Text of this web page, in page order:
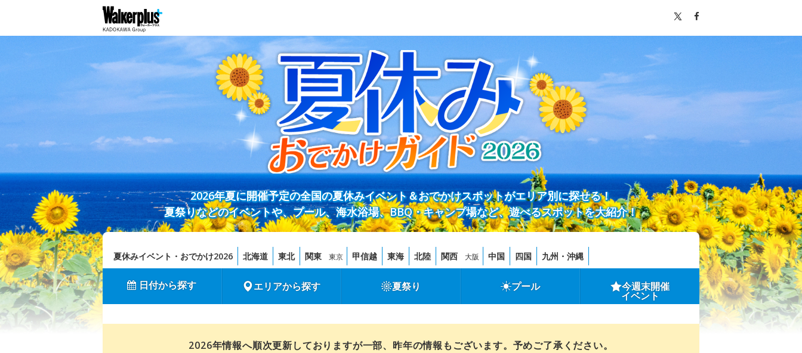
2026年夏に開催予定の全国の夏休みイベント＆おでかけスポットがエリア別に探せる！
夏祭りなどのイベントや、プール、海水浴場、BBQ・キャンプ場など、遊べるスポットを大紹介！
夏休みイベント・おでかけ2026 北海道 東北 関東 東京 甲信越 東海 北陸 関西 大阪 中国 四国 九州・沖縄
日付から探す エリアから探す 夏祭り プール 今週末開催
イベント
2026年情報へ順次更新しておりますが一部、昨年の情報もございます。予めご了承ください。